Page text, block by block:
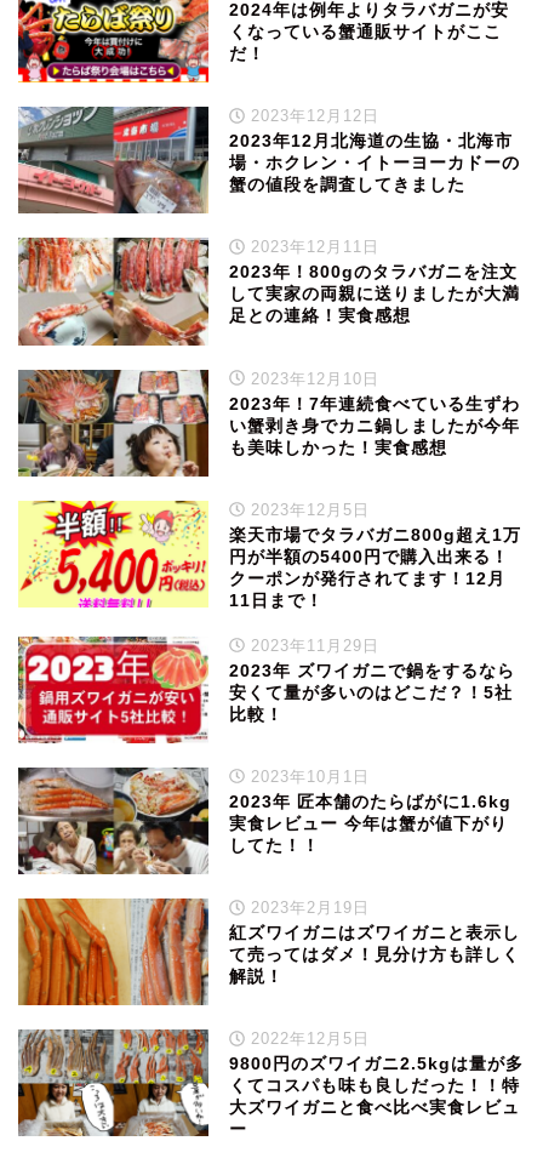
2024年は例年よりタラバガニが安
くなっている蟹通販サイトがここ
だ！
2023年12月12日
2023年12月北海道の生協・北海市
場・ホクレン・イトーヨーカドーの
蟹の値段を調査してきました
2023年12月11日
2023年！800gのタラバガニを注文
して実家の両親に送りましたが大満
足との連絡！実食感想
2023年12月10日
2023年！7年連続食べている生ずわ
い蟹剥き身でカニ鍋しましたが今年
も美味しかった！実食感想
2023年12月5日
楽天市場でタラバガニ800g超え1万
円が半額の5400円で購入出来る！
クーポンが発行されてます！12月
11日まで！
2023年11月29日
2023年 ズワイガニで鍋をするなら
安くて量が多いのはどこだ？！5社
比較！
2023年10月1日
2023年 匠本舗のたらばがに1.6kg
実食レビュー 今年は蟹が値下がり
してた！！
2023年2月19日
紅ズワイガニはズワイガニと表示し
て売ってはダメ！見分け方も詳しく
解説！
2022年12月5日
9800円のズワイガニ2.5kgは量が多
くてコスパも味も良しだった！！特
大ズワイガニと食べ比べ実食レビュ
ー